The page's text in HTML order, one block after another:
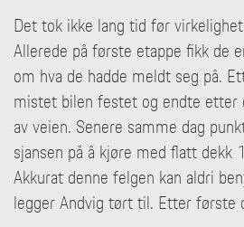
Det tok ikke lang tid før
Allerede på første etappe fikk de
om hva de hadde meldt seg på.
mistet bilen festet og endte
av veien. Senere samme dag
sjansen på å kjøre med flatt
Akkurat denne felgen kan aldri
legger Andvig tørt til. Etter første